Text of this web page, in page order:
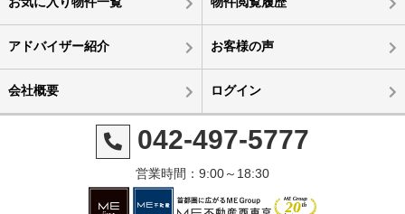
アドバイザー紹介 お客様の声
会社概要 ログイン
042-497-5777
営業時間：9:00～18:30